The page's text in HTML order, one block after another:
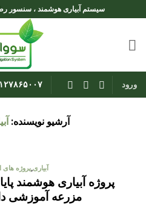
to
content
سیستم آبیاری هوشمند ، سنسور
ورود
آرشیو نویسنده:
آبیاری,پروژه های
پروژه آبیاری هوشمند
مزرعه آموزشی